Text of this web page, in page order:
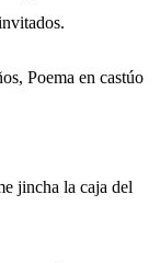
Poema en castúo
la caja del